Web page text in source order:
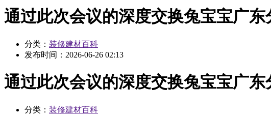
通过此次会议的深度交换兔宝宝广东
分类： 装修建材百科
发布时间： 2026-06-26 02:13
通过此次会议的深度交换兔宝宝广东
分类： 装修建材百科